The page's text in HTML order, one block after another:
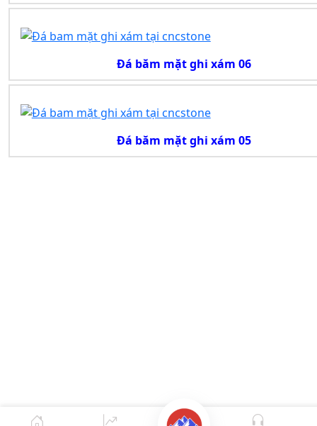
Đá băm mặt ghi xám 06
Đá băm mặt ghi xám 05